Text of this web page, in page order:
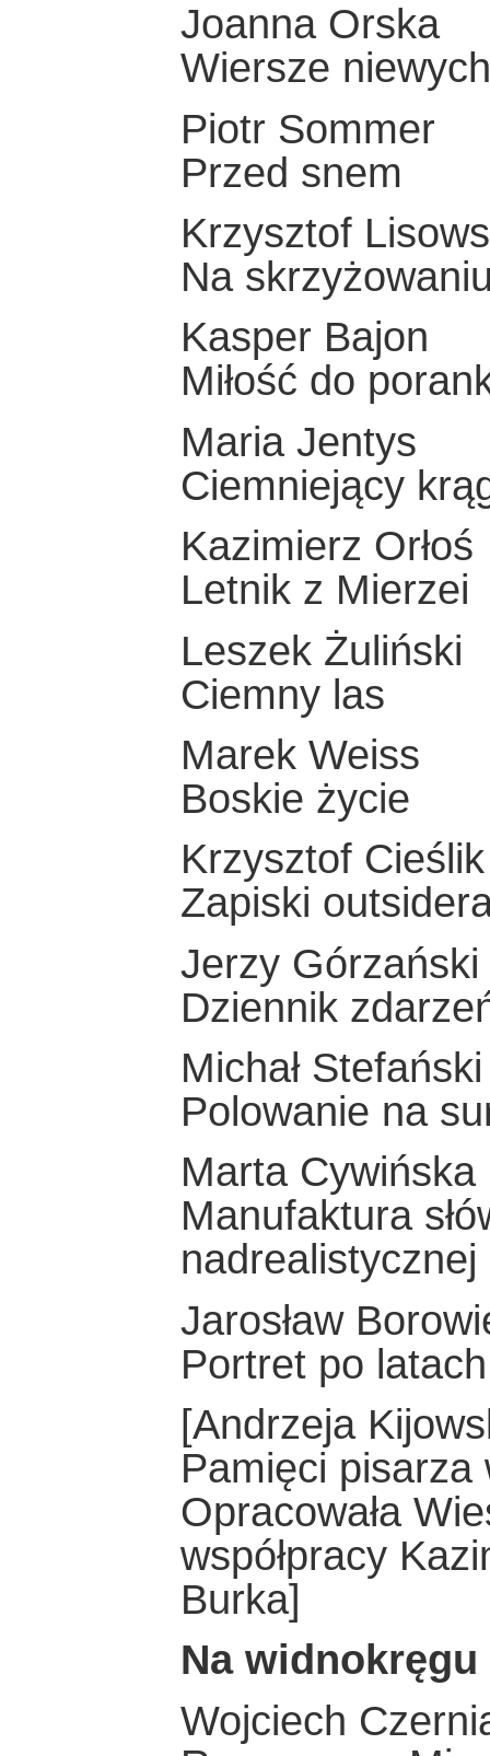
Joanna Orska
Wiersze
Piotr Sommer
Przed snem
Krzysztof
Na
Kasper Bajon
Miłość do
Maria Jentys
Ciemniejący
Kazimierz Orłoś
Letnik z Mierzei
Leszek Żuliński
Ciemny las
Marek Weiss
Boskie życie
Krzysztof Cieślik
Zapiski
Jerzy Górzański
Dziennik
Michał Stefański
Polowanie na
Marta Cywińska
Manufaktura
nadrealistycznej
Jarosław
Portret po latach
[Andrzeja
Pamięci
Opracowała
współpracy
Burka]
Na widnokręgu
Wojciech